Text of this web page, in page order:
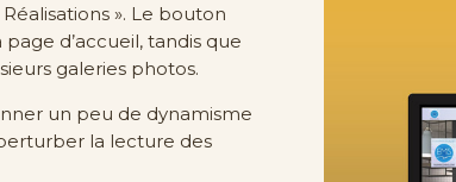
». Le bouton
d’accueil, tandis que
galeries photos.
un peu de dynamisme
la lecture des